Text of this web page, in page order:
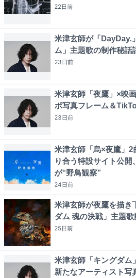
22日前
米津玄師が「DayDay.
ム」主題歌の制作秘話
23日前
米津玄師「夜鷹」×映
ボ写真フレーム＆
23日前
米津玄師「烏×夜鷹」2
り合う特設サイト公開
が“野鳥観察”
24日前
米津玄師が夜鷹を描き
ダム 魂の決戦」主題歌
25日前
米津玄師「キングダム
新たなアーティスト写